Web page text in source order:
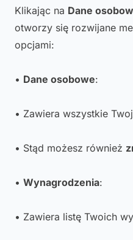
Klikając na Dane
otworzy się rozwijane
opcjami:
• Dane osobowe:
• Zawiera wszystkie
• Stąd możesz również
• Wynagrodzenia:
• Zawiera listę Twoich